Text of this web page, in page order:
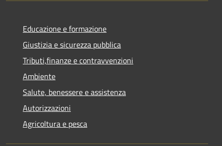
Educazione e formazione
Giustizia e sicurezza pubblica
Tributi,finanze e contravvenzioni
Ambiente
Salute, benessere e assistenza
Autorizzazioni
Agricoltura e pesca